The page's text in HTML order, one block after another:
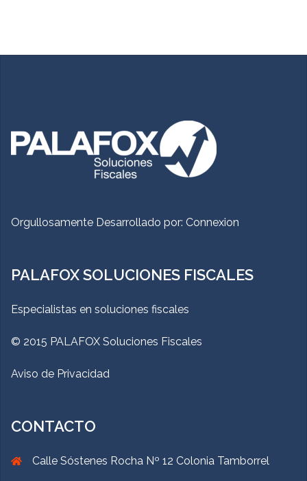
Orgullosamente Desarrollado por: Connexion
PALAFOX SOLUCIONES FISCALES
Especialistas en soluciones fiscales
© 2015 PALAFOX Soluciones Fiscales
Aviso de Privacidad
CONTACTO
Calle Sóstenes Rocha Nº 12 Colonia Tamborrel